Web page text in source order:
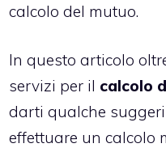
calcolo del mutuo.
In questo articolo
servizi per il calcolo
darti qualche
effettuare un calcolo